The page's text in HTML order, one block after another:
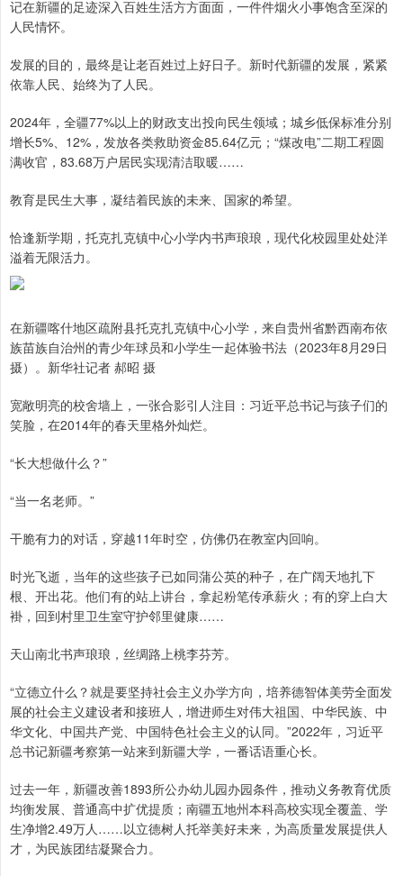
记在新疆的足迹深入百姓生活方方面面，一件件烟火小事饱含至深的
人民情怀。
发展的目的，最终是让老百姓过上好日子。新时代新疆的发展，紧紧
依靠人民、始终为了人民。
2024年，全疆77%以上的财政支出投向民生领域；城乡低保标准分别
增长5%、12%，发放各类救助资金85.64亿元；“煤改电”二期工程圆
满收官，83.68万户居民实现清洁取暖……
教育是民生大事，凝结着民族的未来、国家的希望。
恰逢新学期，托克扎克镇中心小学内书声琅琅，现代化校园里处处洋
溢着无限活力。
在新疆喀什地区疏附县托克扎克镇中心小学，来自贵州省黔西南布依
族苗族自治州的青少年球员和小学生一起体验书法（2023年8月29日
摄）。新华社记者 郝昭 摄
宽敞明亮的校舍墙上，一张合影引人注目：习近平总书记与孩子们的
笑脸，在2014年的春天里格外灿烂。
“长大想做什么？”
“当一名老师。”
干脆有力的对话，穿越11年时空，仿佛仍在教室内回响。
时光飞逝，当年的这些孩子已如同蒲公英的种子，在广阔天地扎下
根、开出花。他们有的站上讲台，拿起粉笔传承薪火；有的穿上白大
褂，回到村里卫生室守护邻里健康……
天山南北书声琅琅，丝绸路上桃李芬芳。
“立德立什么？就是要坚持社会主义办学方向，培养德智体美劳全面发
展的社会主义建设者和接班人，增进师生对伟大祖国、中华民族、中
华文化、中国共产党、中国特色社会主义的认同。”2022年，习近平
总书记新疆考察第一站来到新疆大学，一番话语重心长。
过去一年，新疆改善1893所公办幼儿园办园条件，推动义务教育优质
均衡发展、普通高中扩优提质；南疆五地州本科高校实现全覆盖、学
生净增2.49万人……以立德树人托举美好未来，为高质量发展提供人
才，为民族团结凝聚合力。